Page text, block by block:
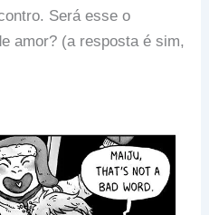
Será esse o
amor? (a resposta é sim,